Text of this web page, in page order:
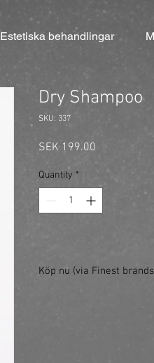
Estetiska behandlingar
Dry Shampoo
SKU: 337
SEK 199.00
Quantity *
Köp nu (via Finest